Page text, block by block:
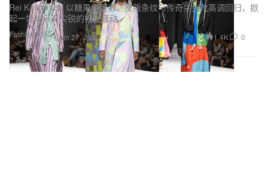
Fashion 时装
Rei Kawakubo 以糖果色迷彩、反叛条纹与传奇尖头靴高调回归，掀
起一场欢乐又尖锐的视觉骚动。
Jun 27, 2026 1.4K 0